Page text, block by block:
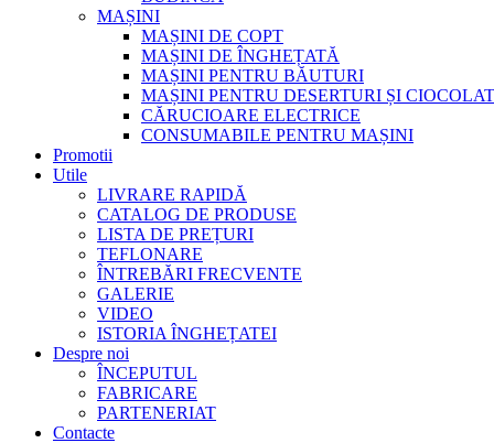
MAȘINI
MAȘINI DE COPT
MAȘINI DE ÎNGHEȚATĂ
MAȘINI PENTRU BĂUTURI
MAȘINI PENTRU DESERTURI ȘI
CĂRUCIOARE ELECTRICE
CONSUMABILE PENTRU MAȘINI
Promotii
Utile
LIVRARE RAPIDĂ
CATALOG DE PRODUSE
LISTA DE PREȚURI
TEFLONARE
ÎNTREBĂRI FRECVENTE
GALERIE
VIDEO
ISTORIA ÎNGHEȚATEI
Despre noi
ÎNCEPUTUL
FABRICARE
PARTENERIAT
Contacte